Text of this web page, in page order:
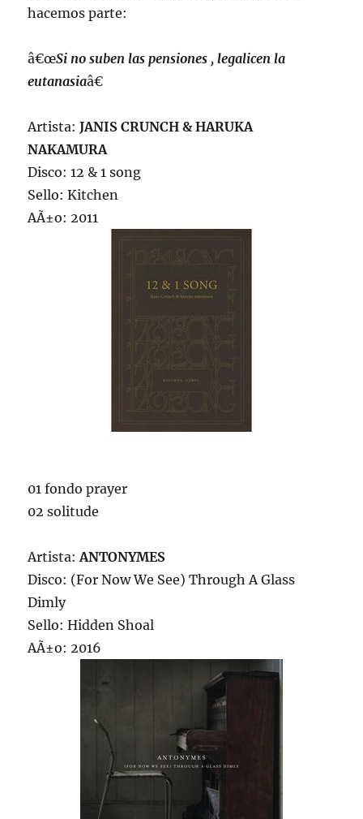
hacemos parte:
â€œSi no suben las pensiones , legalicen la
eutanasiaâ€
Artista:JANIS CRUNCH & HARUKA
NAKAMURA
Disco: 12 & 1 song
Sello: Kitchen
AÃ±o: 2011
01 fondo prayer
02 solitude
Artista:ANTONYMES
Disco: (For Now We See) Through A Glass
Dimly
Sello: Hidden Shoal
AÃ±o: 2016